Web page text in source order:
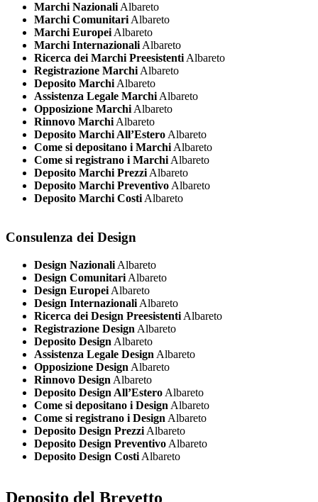
Marchi Nazionali Albareto
Marchi Comunitari Albareto
Marchi Europei Albareto
Marchi Internazionali Albareto
Ricerca dei Marchi Preesistenti Albareto
Registrazione Marchi Albareto
Deposito Marchi Albareto
Assistenza Legale Marchi Albareto
Opposizione Marchi Albareto
Rinnovo Marchi Albareto
Deposito Marchi All’Estero Albareto
Come si depositano i Marchi Albareto
Come si registrano i Marchi Albareto
Deposito Marchi Prezzi Albareto
Deposito Marchi Preventivo Albareto
Deposito Marchi Costi Albareto
Consulenza dei Design
Design Nazionali Albareto
Design Comunitari Albareto
Design Europei Albareto
Design Internazionali Albareto
Ricerca dei Design Preesistenti Albareto
Registrazione Design Albareto
Deposito Design Albareto
Assistenza Legale Design Albareto
Opposizione Design Albareto
Rinnovo Design Albareto
Deposito Design All’Estero Albareto
Come si depositano i Design Albareto
Come si registrano i Design Albareto
Deposito Design Prezzi Albareto
Deposito Design Preventivo Albareto
Deposito Design Costi Albareto
Deposito del Brevetto